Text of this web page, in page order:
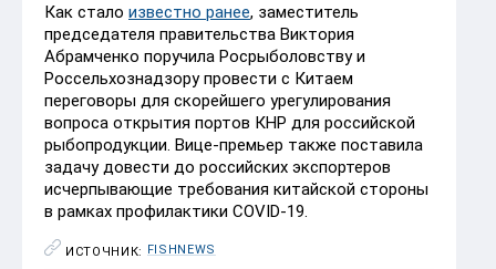
Как стало известно ранее, заместитель
председателя правительства Виктория
Абрамченко поручила Росрыболовству и
Россельхознадзору провести с Китаем
переговоры для скорейшего урегулирования
вопроса открытия портов КНР для российской
рыбопродукции. Вице-премьер также поставила
задачу довести до российских экспортеров
исчерпывающие требования китайской стороны
в рамках профилактики COVID-19.
ИСТОЧНИК: FISHNEWS